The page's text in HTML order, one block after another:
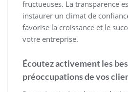
fructueuses. La transparence
instaurer un climat de
favorise la croissance et le
votre entreprise.
Écoutez activement les
préoccupations de vos